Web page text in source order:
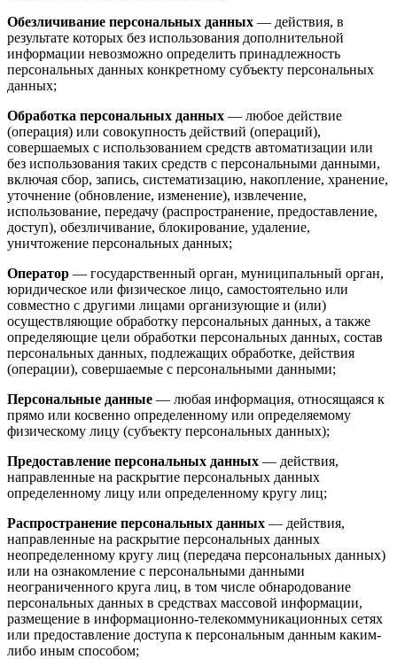
Обезличивание персональных данных — действия, в
результате которых без использования дополнительной
информации невозможно определить принадлежность
персональных данных конкретному субъекту персональных
данных;
Обработка персональных данных — любое действие
(операция) или совокупность действий (операций),
совершаемых с использованием средств автоматизации или
без использования таких средств с персональными данными,
включая сбор, запись, систематизацию, накопление, хранение,
уточнение (обновление, изменение), извлечение,
использование, передачу (распространение, предоставление,
доступ), обезличивание, блокирование, удаление,
уничтожение персональных данных;
Оператор — государственный орган, муниципальный орган,
юридическое или физическое лицо, самостоятельно или
совместно с другими лицами организующие и (или)
осуществляющие обработку персональных данных, а также
определяющие цели обработки персональных данных, состав
персональных данных, подлежащих обработке, действия
(операции), совершаемые с персональными данными;
Персональные данные — любая информация, относящаяся к
прямо или косвенно определенному или определяемому
физическому лицу (субъекту персональных данных);
Предоставление персональных данных — действия,
направленные на раскрытие персональных данных
определенному лицу или определенному кругу лиц;
Распространение персональных данных — действия,
направленные на раскрытие персональных данных
неопределенному кругу лиц (передача персональных данных)
или на ознакомление с персональными данными
неограниченного круга лиц, в том числе обнародование
персональных данных в средствах массовой информации,
размещение в информационно-телекоммуникационных сетях
или предоставление доступа к персональным данным каким-
либо иным способом;